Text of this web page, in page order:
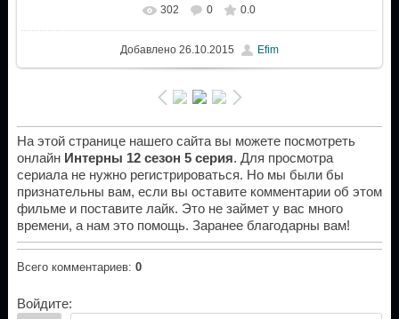
302 0 0.0
Добавлено26.10.2015 Efim
На этой странице нашего сайта вы можете посмотреть
онлайн Интерны 12 сезон 5 серия. Для просмотра
сериала не нужно регистрироваться. Но мы были бы
признательны вам, если вы оставите комментарии об этом
фильме и поставите лайк. Это не займет у вас много
времени, а нам это помощь. Заранее благодарны вам!
Всего комментариев: 0
Войдите: